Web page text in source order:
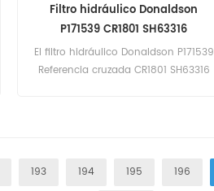
Filtro hidráulico Donaldson
P171539 CR1801 SH63316
2754374M1 R2754375
El filtro hidráulico Donaldson P171539
Referencia cruzada CR1801 SH63316
193 194 195 196